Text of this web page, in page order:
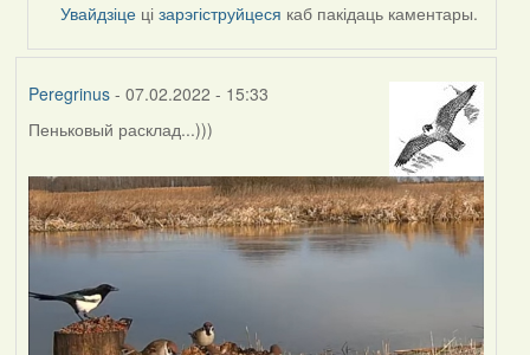
Lighty
Увайдзіце цізарэгіструйцеся каб пакідаць каментары.
Peregrinus- 07.02.2022 - 15:33
Пеньковый расклад...)))